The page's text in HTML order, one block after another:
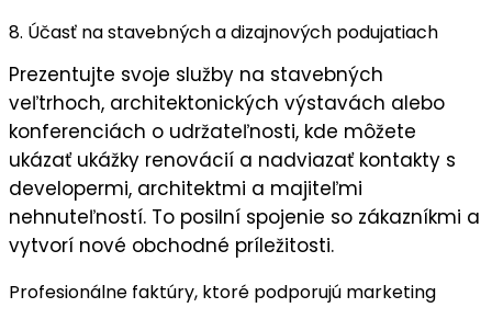
8. Účasť na stavebných a dizajnových podujatiach
Prezentujte svoje služby na stavebných
veľtrhoch, architektonických výstavách alebo
konferenciách o udržateľnosti, kde môžete
ukázať ukážky renovácií a nadviazať kontakty s
developermi, architektmi a majiteľmi
nehnuteľností. To posilní spojenie so zákazníkmi a
vytvorí nové obchodné príležitosti.
Profesionálne faktúry, ktoré podporujú marketing